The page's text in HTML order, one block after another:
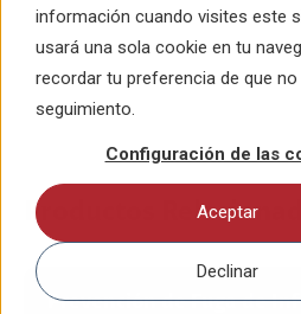
información cuando visites este
usará una sola cookie en tu
recordar tu preferencia de que
seguimiento.
Configuración de las
Aceptar
Declinar
Productos
Prevención de Fuga de